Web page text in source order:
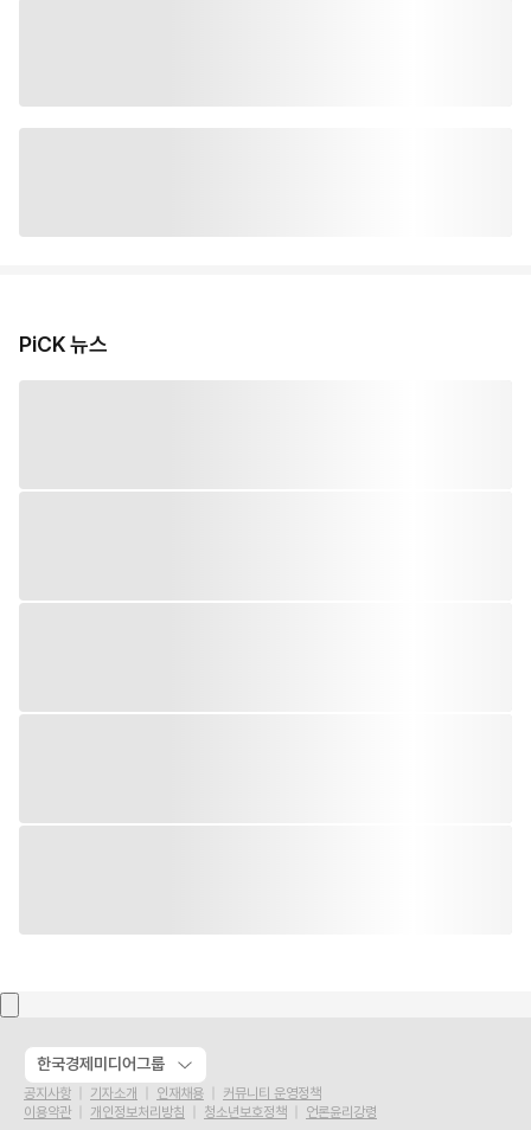
PiCK 뉴스
한국경제미디어그룹
공지사항 기자소개 인재채용
커뮤니티 운영정책
이용약관
개인정보처리방침 청소년보호정책 언론윤리강령